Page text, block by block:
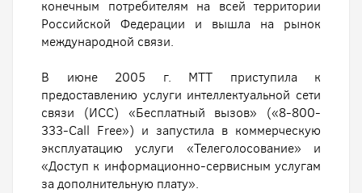
конечным потребителям на всей территории
Российской Федерации и вышла на рынок
международной связи.
В июне 2005 г. МТТ приступила к
предоставлению услуги интеллектуальной сети
связи (ИСС) «Бесплатный вызов» («8-800-
333-Call Free») и запустила в коммерческую
эксплуатацию услуги «Телеголосование» и
«Доступ к информационно-сервисным услугам
за дополнительную плату».